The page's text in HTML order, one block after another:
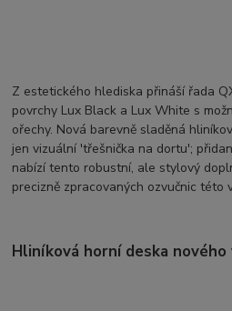
Z estetického hlediska přináší řada
povrchy Lux Black a Lux White s
ořechy. Nová barevně sladěná
jen vizuální 'třešnička na dortu';
nabízí tento robustní, ale stylový
precizně zpracovaných ozvučnic této
Hliníková horní deska nového